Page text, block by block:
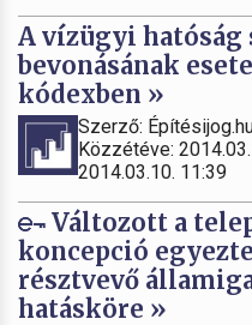
A vízügyi
bevonásának
kódexben »
Szerző:
Közzétéve:
2014.03.10. 11:39
Változott a
koncepció
résztvevő
hatásköre »